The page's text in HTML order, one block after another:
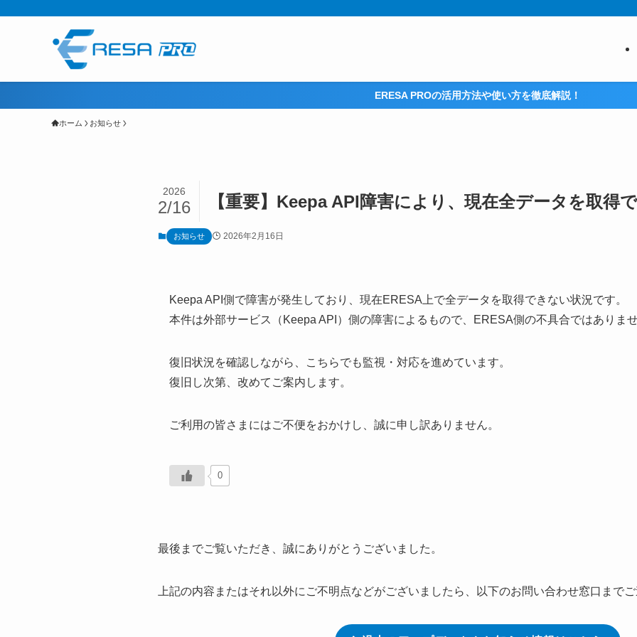
ERESA PROの活用方法や使い方を徹底解説！
ホーム お知らせ
【重要】Keepa API障害により、現在全データを取得
2026
2/16
お知らせ 2026年2月16日
Keepa API側で障害が発生しており、現在ERESA上で全データを取得できない状況です。
本件は外部サービス（Keepa API）側の障害によるもので、ERESA側の不具合ではありませ
復旧状況を確認しながら、こちらでも監視・対応を進めています。
復旧し次第、改めてご案内します。
ご利用の皆さまにはご不便をおかけし、誠に申し訳ありません。
0
最後までご覧いただき、誠にありがとうございました。
上記の内容またはそれ以外にご不明点などがございましたら、以下のお問い合わせ窓口までご